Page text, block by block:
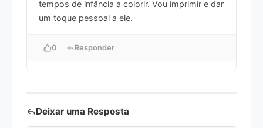
tempos de infância a colorir. Vou imprimir e dar
um toque pessoal a ele.
0 Responder
Deixar uma Resposta